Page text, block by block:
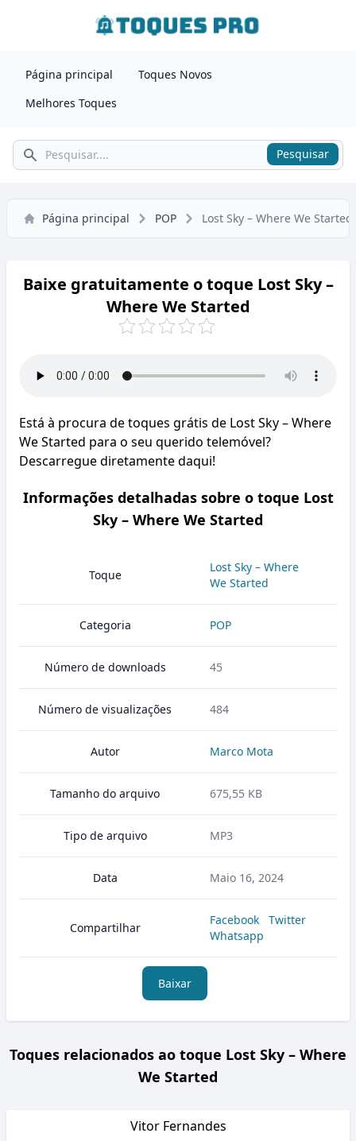
Página principal
Toques Novos
Melhores Toques
Pesquisar Pesquisar
Página principal POP Lost Sky – Where We Started
Baixe gratuitamente o toque Lost Sky –
Where We Started
Está à procura de toques grátis de Lost Sky – Where
We Started para o seu querido telemóvel?
Descarregue diretamente daqui!
Informações detalhadas sobre o toque Lost
Sky – Where We Started
Toque
Lost Sky – Where
We Started
Categoria POP
Número de downloads 45
Número de visualizações 484
Autor Marco Mota
Tamanho do arquivo 675,55 KB
Tipo de arquivo MP3
Data Maio 16, 2024
Compartilhar
Facebook
Twitter
Whatsapp
Baixar
Toques relacionados ao toque Lost Sky – Where
We Started
Vitor Fernandes